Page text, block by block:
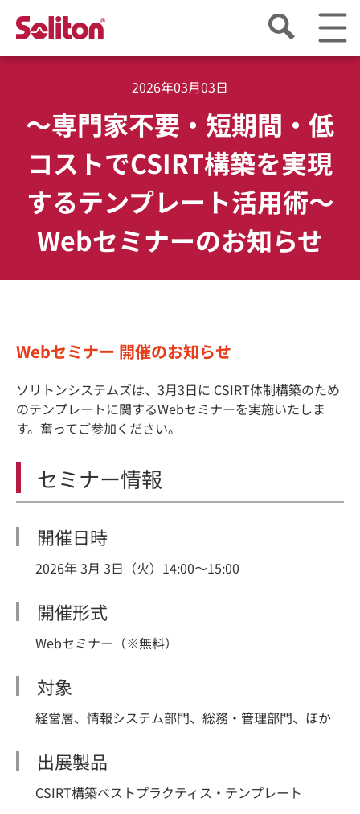
2026年03月03日
～専門家不要・短期間・低
コストでCSIRT構築を実現
するテンプレート活用術～
Webセミナーのお知らせ
Webセミナー 開催のお知らせ
ソリトンシステムズは、3月3日に CSIRT体制構築のため
のテンプレートに関するWebセミナーを実施いたしま
す。奮ってご参加ください。
セミナー情報
開催日時
2026年 3月 3日（火）14:00～15:00
開催形式
Webセミナー（※無料）
対象
経営層、情報システム部門、総務・管理部門、ほか
出展製品
CSIRT構築ベストプラクティス・テンプレート